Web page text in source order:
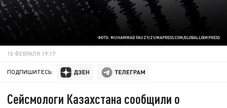
ФОТО: MUHAMMAD FAUZY/ZUMAPRESS.COM/GLOBALLOOKPRESS
10 ФЕВРАЛЯ 19:17
ПОДПИШИТЕСЬ:
Сейсмологи Казахстана сообщили о